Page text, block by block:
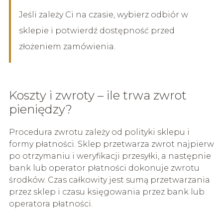
Jeśli zależy Ci na czasie, wybierz odbiór w
sklepie i potwierdź dostępność przed
złożeniem zamówienia.
Koszty i zwroty – ile trwa zwrot
pieniędzy?
Procedura zwrotu zależy od polityki sklepu i
formy płatności. Sklep przetwarza zwrot najpierw
po otrzymaniu i weryfikacji przesyłki, a następnie
bank lub operator płatności dokonuje zwrotu
środków. Czas całkowity jest sumą przetwarzania
przez sklep i czasu księgowania przez bank lub
operatora płatności.